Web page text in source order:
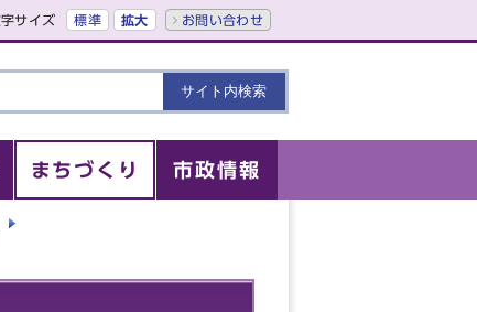
サイズ 標準 拡大 お問い合わせ
まちづくり 市政情報